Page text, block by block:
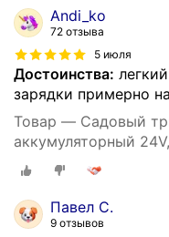
Andi_ko
72 отзыва
5 июля
Достоинства:
зарядки примерно
Товар — Садовый
аккумуляторный
об/мин
Павел С.
9 отзывов